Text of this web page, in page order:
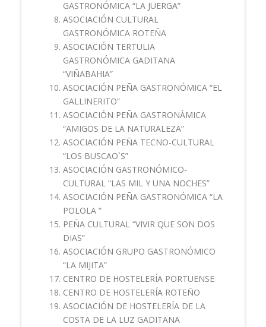
GASTRONÓMICA “LA JUERGA”
ASOCIACIÓN CULTURAL
GASTRONÓMICA ROTEÑA
ASOCIACIÓN TERTULIA
GASTRONÓMICA GADITANA
“VIÑABAHIA”
ASOCIACIÓN PEÑA GASTRONÓMICA “EL
GALLINERITO”
ASOCIACIÓN PEÑA GASTRONÀMICA
“AMIGOS DE LA NATURALEZA”
ASOCIACIÓN PEÑA TECNO-CULTURAL
“LOS BUSCAO`S”
ASOCIACIÓN GASTRONÓMICO-
CULTURAL “LAS MIL Y UNA NOCHES”
ASOCIACIÓN PEÑA GASTRONÓMICA “LA
POLOLA “
PEÑA CULTURAL “VIVIR QUE SON DOS
DIAS”
ASOCIACIÓN GRUPO GASTRONÓMICO
“LA MIJITA”
CENTRO DE HOSTELERÍA PORTUENSE
CENTRO DE HOSTELERÍA ROTEÑO
ASOCIACIÓN DE HOSTELERÍA DE LA
COSTA DE LA LUZ GADITANA